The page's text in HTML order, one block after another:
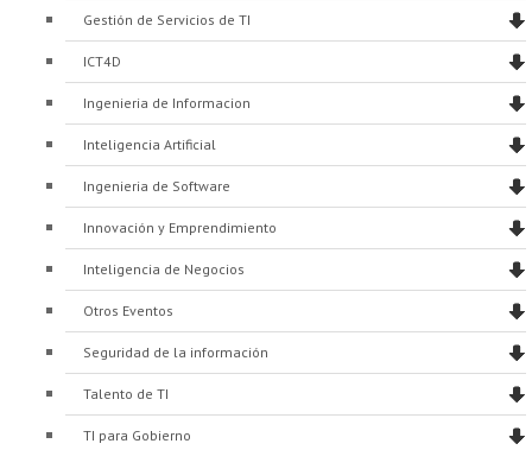
Gestión de Servicios de TI
ICT4D
Ingenieria de Informacion
Inteligencia Artificial
Ingenieria de Software
Innovación y Emprendimiento
Inteligencia de Negocios
Otros Eventos
Seguridad de la información
Talento de TI
TI para Gobierno